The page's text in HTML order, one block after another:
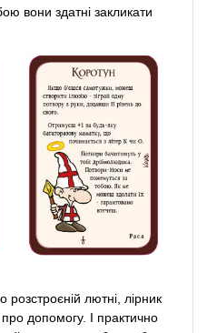
вони здатні закликати
лютні, лірник
допомогу. І практично